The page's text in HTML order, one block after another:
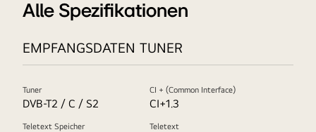
Alle Spezifikationen
EMPFANGSDATEN TUNER
Tuner
DVB-T2 / C / S2
CI + (Common Interface)
CI+1.3
Teletext Speicher Teletext